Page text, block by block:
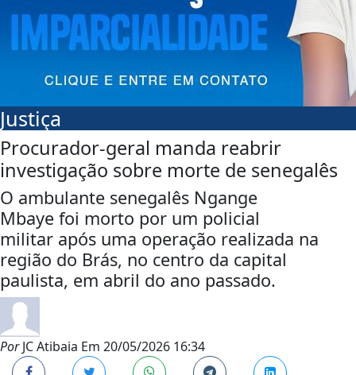
Justiça
Procurador-geral manda reabrir
investigação sobre morte de senegalês
O ambulante senegalês Ngange
Mbaye foi morto por um policial
militar após uma operação realizada na
região do Brás, no centro da capital
paulista, em abril do ano passado.
PorJC Atibaia Em 20/05/2026 16:34